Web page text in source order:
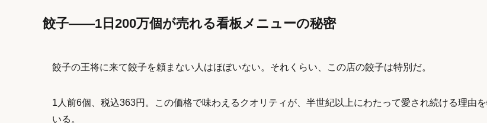
餃子――1日200万個が売れる看板メニューの秘密
餃子の王将に来て餃子を頼まない人はほぼいない。それくらい、この店の餃子は特別だ。
1人前6個、税込363円。この価格で味わえるクオリティが、半世紀以上にわたって愛され続ける理由
いる。